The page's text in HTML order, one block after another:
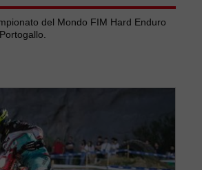
del Mondo FIM Hard Enduro